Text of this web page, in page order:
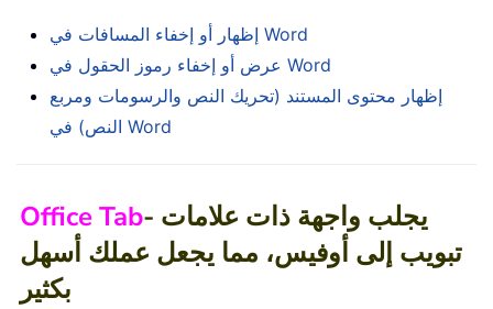
إظهار أو إخفاء المسافات في Word
عرض أو إخفاء رموز الحقول في Word
إظهار محتوى المستند (تحريك النص والرسومات ومربع
النص) في Word
Office Tab- يجلب واجهة ذات علامات
تبويب إلى أوفيس، مما يجعل عملك أسهل
بكثير